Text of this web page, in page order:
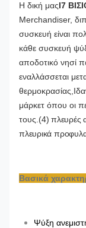
Η δική μαςΙ7
Merchandiser,
συσκευή είναι
κάθε συσκευή
αποδοτικό νησί
εναλλάσσεται
θερμοκρασίας,
μάρκετ όπου οι
τους. (4) πλευρές
πλευρικά
Βασικά
Ψύξη